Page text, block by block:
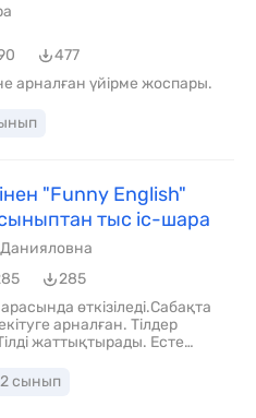
477
арналған үйірме жоспары.
"Funny English"
тыс іс-шара
285
өткізіледі.Сабақта
арналған. Тілдер
жаттықтырады. Есте
сай
2 сынып